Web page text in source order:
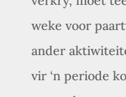
weke voor
ander
vir ‘n periode